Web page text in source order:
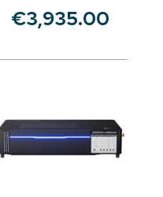
€3,935.00